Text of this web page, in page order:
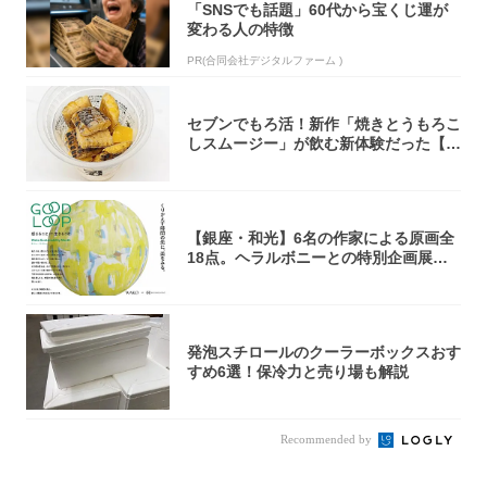
「SNSでも話題」60代から宝くじ運が
変わる人の特徴
PR(合同会社デジタルファーム )
セブンでもろ活！新作「焼きとうもろこ
しスムージー」が飲む新体験だった【東
【銀座・和光】6名の作家による原画全
18点。ヘラルボニーとの特別企画展「G
発泡スチロールのクーラーボックスおす
すめ6選！保冷力と売り場も解説
Recommended by